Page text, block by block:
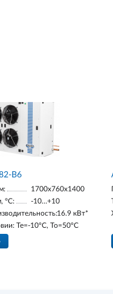
В6
1700х760х1400
°С:
-10…+10
16.9 кВт*
Te=-10ºC, To=50ºC